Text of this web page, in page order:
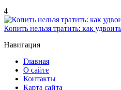
4
Копить нельзя тратить: как
Навигация
Главная
О сайте
Контакты
Карта сайта